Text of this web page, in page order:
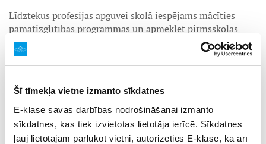
Šī tīmekļa vietne izmanto sīkdatnes
E-klase savas darbības nodrošināšanai izmanto
sīkdatnes, kas tiek izvietotas lietotāja ierīcē. Sīkdatnes
ļauj lietotājam pārlūkot vietni, autorizēties E-klasē, kā arī
Līdztekus profesijas apguvei skolā iespējams mācīties
pamatizglītības programmās un apmeklēt pirmsskolas
izglītības programmas.
Esam unikāla skola lauku vidē,
kura piedāvā plašu izglītības programmu klāstu no
pirmsskolas izglītības līdz profesionālajai izglītībai.
Jelgavas novada Zaļenieku komerciālā un
amatniecības vidusskola
jaunajam 2024./2025. mācību
gadamuzņemšanu profesionālajās izglītības
programmās uzsāk no 2024. gada 17. jūnija: